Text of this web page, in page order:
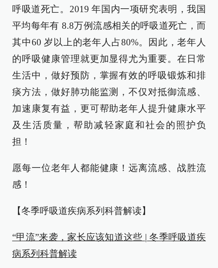
呼吸道死亡。2019 年国内一项研究表明，我国
平均每年有 8.8万例流感相关的呼吸道死亡，而
其中60 岁以上的老年人占80%。因此，老年人
的呼吸健康管理就更加显得尤为重要。在日常
生活中，做好预防，掌握有效的呼吸锻炼和排
痰方法，做好肺功能监测，不仅对抵御流感、
加速康复有益，更可帮助老年人提升健康水平
及生活质量，帮助减轻家庭和社会的照护负
担！
愿每一位老年人都能健康！远离流感、战胜流
感！
【冬季呼吸道疾病系列科普解读】
“甲流”来袭，家长应该知道这些 | 冬季呼吸道疾
病系列科普解读